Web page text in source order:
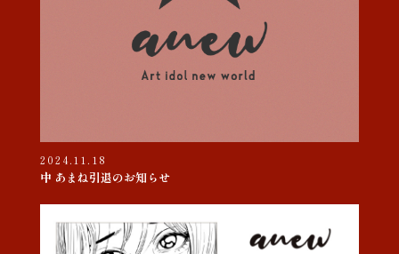
2024.11.18
中 あまね引退のお知らせ